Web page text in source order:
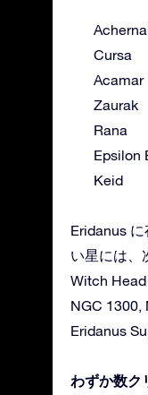
Cursa
Acamar
Zaurak
Rana
Epsilon
Keid
Eridanus
い星には、
Witch Head
NGC 1300,
Eridanus
わずか数ク